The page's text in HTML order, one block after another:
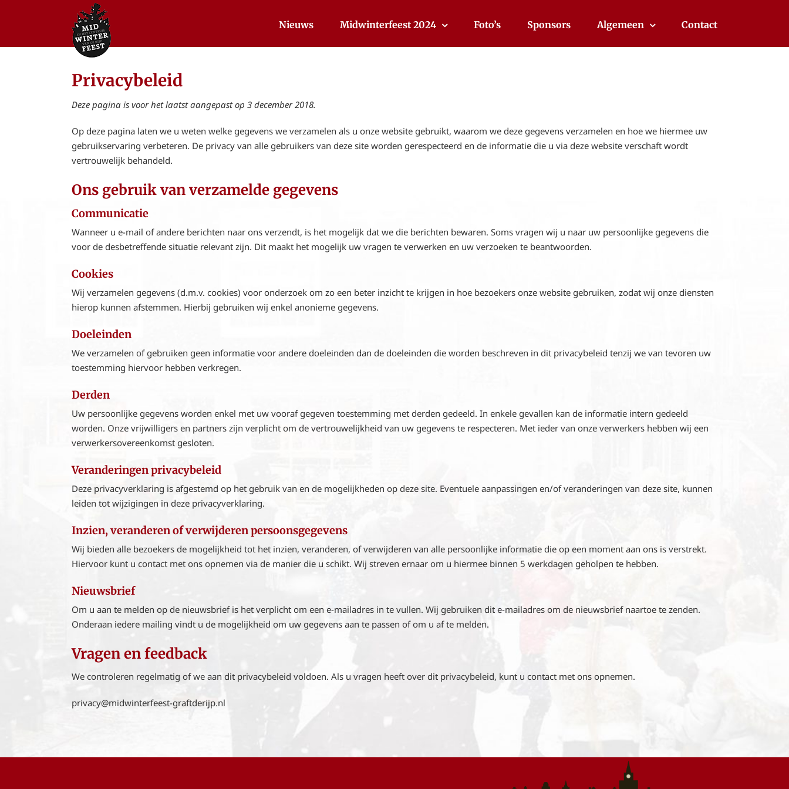
Nieuws Midwinterfeest 2024 Foto’s Sponsors Algemeen Contact
Privacybeleid
Deze pagina is voor het laatst aangepast op 3 december 2018.
Op deze pagina laten we u weten welke gegevens we verzamelen als u onze website gebruikt, waarom we deze gegevens verzamelen en hoe we hiermee uw
gebruikservaring verbeteren. De privacy van alle gebruikers van deze site worden gerespecteerd en de informatie die u via deze website verschaft wordt
vertrouwelijk behandeld.
Ons gebruik van verzamelde gegevens
Communicatie
Wanneer u e-mail of andere berichten naar ons verzendt, is het mogelijk dat we die berichten bewaren. Soms vragen wij u naar uw persoonlijke gegevens die
voor de desbetreffende situatie relevant zijn. Dit maakt het mogelijk uw vragen te verwerken en uw verzoeken te beantwoorden.
Cookies
Wij verzamelen gegevens (d.m.v. cookies) voor onderzoek om zo een beter inzicht te krijgen in hoe bezoekers onze website gebruiken, zodat wij onze diensten
hierop kunnen afstemmen. Hierbij gebruiken wij enkel anonieme gegevens.
Doeleinden
We verzamelen of gebruiken geen informatie voor andere doeleinden dan de doeleinden die worden beschreven in dit privacybeleid tenzij we van tevoren uw
toestemming hiervoor hebben verkregen.
Derden
Uw persoonlijke gegevens worden enkel met uw vooraf gegeven toestemming met derden gedeeld. In enkele gevallen kan de informatie intern gedeeld
worden. Onze vrijwilligers en partners zijn verplicht om de vertrouwelijkheid van uw gegevens te respecteren. Met ieder van onze verwerkers hebben wij een
verwerkersovereenkomst gesloten.
Veranderingen privacybeleid
Deze privacyverklaring is afgestemd op het gebruik van en de mogelijkheden op deze site. Eventuele aanpassingen en/of veranderingen van deze site, kunnen
leiden tot wijzigingen in deze privacyverklaring.
Inzien, veranderen of verwijderen persoonsgegevens
Wij bieden alle bezoekers de mogelijkheid tot het inzien, veranderen, of verwijderen van alle persoonlijke informatie die op een moment aan ons is verstrekt.
Hiervoor kunt u contact met ons opnemen via de manier die u schikt. Wij streven ernaar om u hiermee binnen 5 werkdagen geholpen te hebben.
Nieuwsbrief
Om u aan te melden op de nieuwsbrief is het verplicht om een e-mailadres in te vullen. Wij gebruiken dit e-mailadres om de nieuwsbrief naartoe te zenden.
Onderaan iedere mailing vindt u de mogelijkheid om uw gegevens aan te passen of om u af te melden.
Vragen en feedback
We controleren regelmatig of we aan dit privacybeleid voldoen. Als u vragen heeft over dit privacybeleid, kunt u contact met ons opnemen.
privacy@midwinterfeest-graftderijp.nl